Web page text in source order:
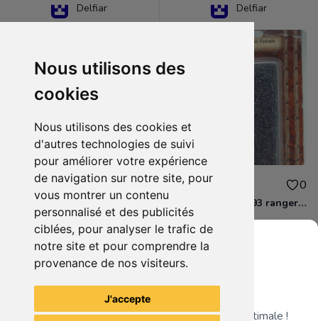
Nous utilisons des
cookies
Nous utilisons des cookies et
d'autres technologies de suivi
pour améliorer votre expérience
de navigation sur notre site, pour
vous montrer un contenu
personnalisé et des publicités
ciblées, pour analyser le trafic de
notre site et pour comprendre la
provenance de nos visiteurs.
J'accepte
Delfiar
15.00€ 0
D&D - 88286 paladin human male Miniature - Donjons Dragons
Delfiar
12.00€ 0
D&D - WOC 40093 ranger human female Miniature - Donjons Dragons
Voir tous les articles du vendeur
Grenier du Geek
Télécharge notre app pour une expérience optimale !